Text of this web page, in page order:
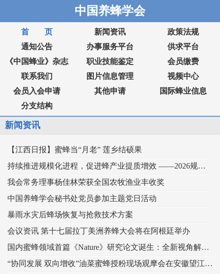
中国养蜂学会
首 页 新闻资讯
政策法规
通知公告
办事服务平台
供求平台
《中国蜂业》杂志
职业技能鉴定
会员缴费
联系我们
图片信息管理
视频中心
会员入会申请
其他申请
国际蜂业信息
分支结构
新闻资讯
【江西日报】蜜蜂当“月老” 莲乡结硕果
持续推进规模化进程，促进蜂产业提质增效 ——2026规模化蜂业交流观摩会在新疆举行
我会常务理事杨佳林荣获全国农牧渔业丰收奖
中国养蜂学会秘书处党员参加主题党日活动
暴雨水灾后蜂场恢复与抢救技术方案
会议资讯 第十七届拉丁美洲养蜂大会将在阿根廷举办
国内蜜蜂领域首篇《Nature》研究论文诞生：全新视角解读蜂王发育的“建筑密码”
“协同发展 双向增收”油菜蜜蜂授粉现场观摩会在安徽望江举办